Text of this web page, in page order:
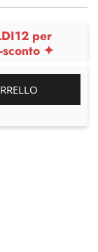
per
sconto ✦